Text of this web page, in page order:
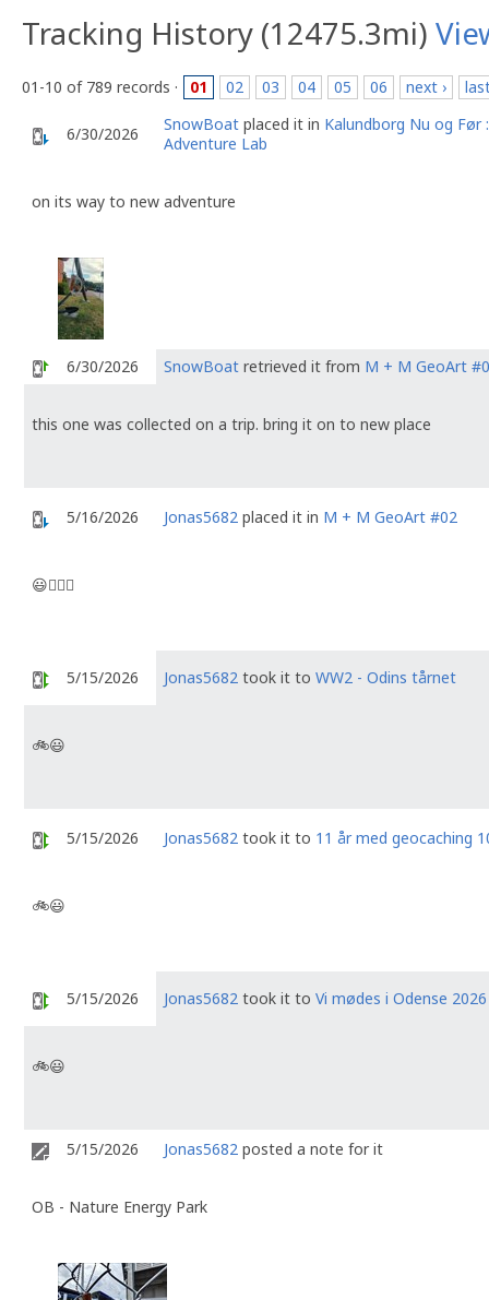
Tracking History (12475.3mi)
01-10 of 789 records · 01 02 03 04 05 06 next ›
6/30/2026 SnowBoat placed it in Kalundborg Nu og Før :
Adventure Lab
on its way to new adventure
6/30/2026 SnowBoat retrieved it from M + M GeoArt
this one was collected on a trip. bring it on to new place
5/16/2026 Jonas5682 placed it in M + M GeoArt #02
😃🚶🏼‍♂️
5/15/2026 Jonas5682 took it to WW2 - Odins tårnet
🚲😃
5/15/2026 Jonas5682 took it to 11 år med geocaching
🚲😃
5/15/2026 Jonas5682 took it to Vi mødes i Odense 2026
🚲😃
5/15/2026 Jonas5682 posted a note for it
OB - Nature Energy Park